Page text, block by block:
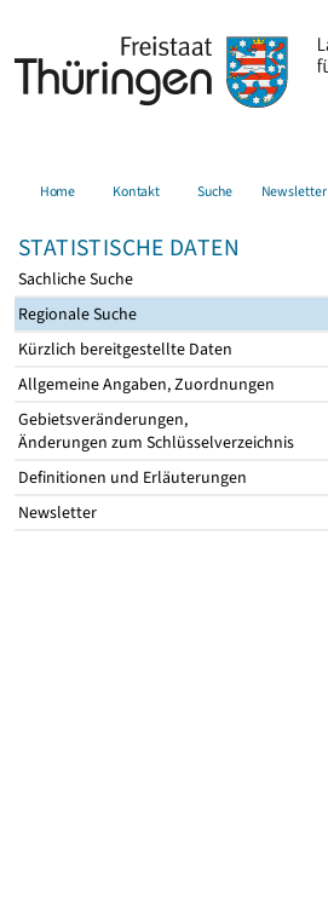
Home Kontakt Suche Newsletter
STATISTISCHE DATEN
Sachliche Suche
Regionale Suche
Kürzlich bereitgestellte Daten
Allgemeine Angaben, Zuordnungen
Gebietsveränderungen,
Änderungen zum Schlüsselverzeichnis
Definitionen und Erläuterungen
Newsletter